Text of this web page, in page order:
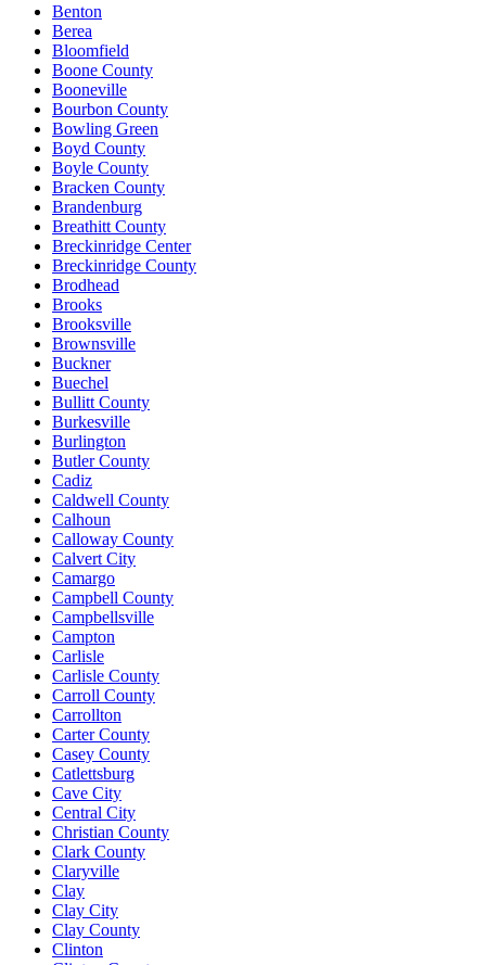
Benton
Berea
Bloomfield
Boone County
Booneville
Bourbon County
Bowling Green
Boyd County
Boyle County
Bracken County
Brandenburg
Breathitt County
Breckinridge Center
Breckinridge County
Brodhead
Brooks
Brooksville
Brownsville
Buckner
Buechel
Bullitt County
Burkesville
Burlington
Butler County
Cadiz
Caldwell County
Calhoun
Calloway County
Calvert City
Camargo
Campbell County
Campbellsville
Campton
Carlisle
Carlisle County
Carroll County
Carrollton
Carter County
Casey County
Catlettsburg
Cave City
Central City
Christian County
Clark County
Claryville
Clay
Clay City
Clay County
Clinton